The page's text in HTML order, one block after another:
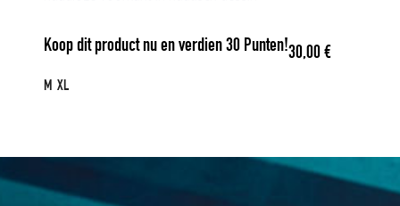
Koop dit product nu en verdien30 Punten!30,00€
M XL